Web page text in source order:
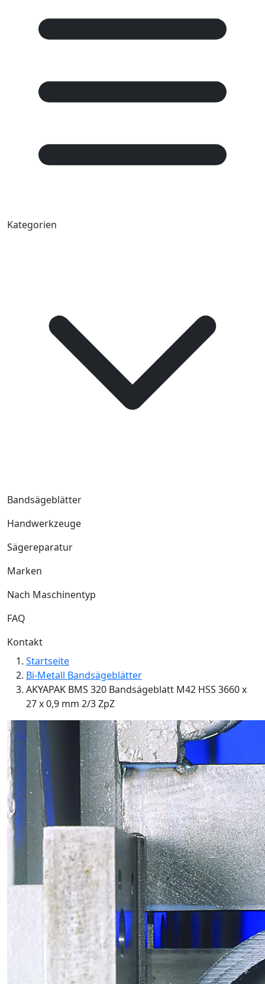
Kategorien
Bandsägeblätter
Handwerkzeuge
Sägereparatur
Marken
Nach Maschinentyp
FAQ
Kontakt
Startseite
Bi-Metall Bandsägeblätter
AKYAPAK BMS 320 Bandsägeblatt M42 HSS 3660 x
27 x 0,9 mm 2/3 ZpZ